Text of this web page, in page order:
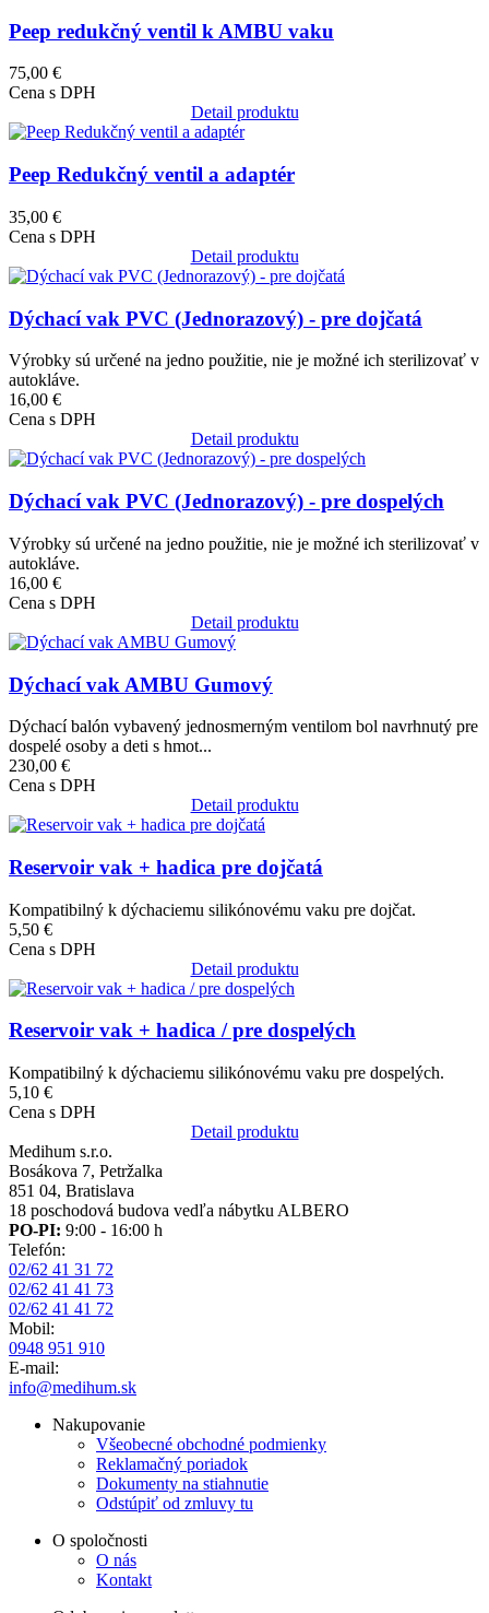
Peep redukčný ventil k AMBU vaku
75,00 €
Cena s DPH
Detail produktu
Obrázok
Peep Redukčný ventil a adaptér
35,00 €
Cena s DPH
Detail produktu
Obrázok
Dýchací vak PVC (Jednorazový) - pre dojčatá
Výrobky sú určené na jedno použitie, nie je možné ich sterilizovať v
autokláve.
16,00 €
Cena s DPH
Detail produktu
Obrázok
Dýchací vak PVC (Jednorazový) - pre dospelých
Výrobky sú určené na jedno použitie, nie je možné ich sterilizovať v
autokláve.
16,00 €
Cena s DPH
Detail produktu
Obrázok
Dýchací vak AMBU Gumový
Dýchací balón vybavený jednosmerným ventilom bol navrhnutý pre
dospelé osoby a deti s hmot...
230,00 €
Cena s DPH
Detail produktu
Obrázok
Reservoir vak + hadica pre dojčatá
Kompatibilný k dýchaciemu silikónovému vaku pre dojčat.
5,50 €
Cena s DPH
Detail produktu
Obrázok
Reservoir vak + hadica / pre dospelých
Kompatibilný k dýchaciemu silikónovému vaku pre dospelých.
5,10 €
Cena s DPH
Detail produktu
Medihum s.r.o.
Bosákova 7, Petržalka
851 04, Bratislava
18 poschodová budova vedľa nábytku ALBERO
PO-PI: 9:00 - 16:00 h
Telefón:
02/62 41 31 72
02/62 41 41 73
02/62 41 41 72
Mobil:
0948 951 910
E-mail:
info@medihum.sk
Nakupovanie
Všeobecné obchodné podmienky
Reklamačný poriadok
Dokumenty na stiahnutie
Odstúpiť od zmluvy tu
O spoločnosti
O nás
Kontakt